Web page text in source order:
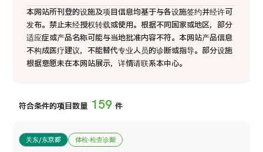
国际 第二医疗意见（湘南镰仓综合医院）
治療 治療
本网站所刊登的设施及项目信息均基于与各设施签约并经许可
发布。禁止未经授权转载或使用。 根据不同国家或地区，部分
适应症或产品名称可能与当地批准内容不符。 本网站产品信息
不构成医疗建议，不能替代专业人员的诊断或指导。 部分设施
根据意愿未在本网站展示，详情请联系本中心。
符合条件的项目数量 159 件
关东/东京都 体检·检查诊断